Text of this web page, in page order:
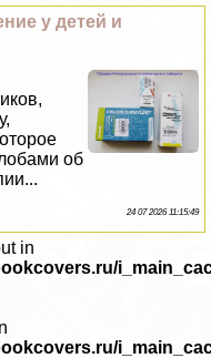
у детей и
об
24 07 2026 11:15:49
in